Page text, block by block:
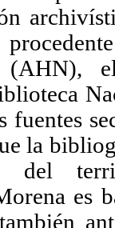
fuentes
la
del
es